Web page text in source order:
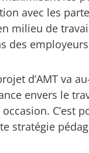
avec les
milieu de
des
d’AMT va
envers le
C’est
stratégie